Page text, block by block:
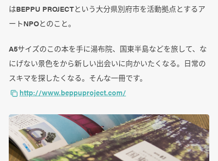
はBEPPU PROJECTという大分県別府市を活動拠点とするア
ートNPOとのこと。
A5サイズのこの本を手に湯布院、国東半島などを旅して、な
にげない景色をから新しい出会いに向かいたくなる。日常の
スキマを探したくなる。そんな一冊です。
http://www.beppuproject.com/